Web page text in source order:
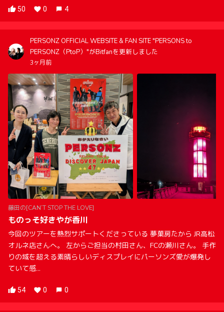
50 0 4
PERSONZ OFFICIAL WEBSITE & FAN SITE "PERSONS to
PERSONZ（PtoP）"がBitfanを更新しました
3ヶ月前
藤田の[CAN’T STOP THE LOVE]
ものっそ好きやが香川
今回のツアーを熱烈サポートくださっている 夢菓房たから JR高松
オルネ店さんへ。 左からご担当の村田さん、FCの瀬川さん。 手作
りの域を超える素晴らしいディスプレイにパーソンズ愛が爆発し
ていて感...
54 0 0